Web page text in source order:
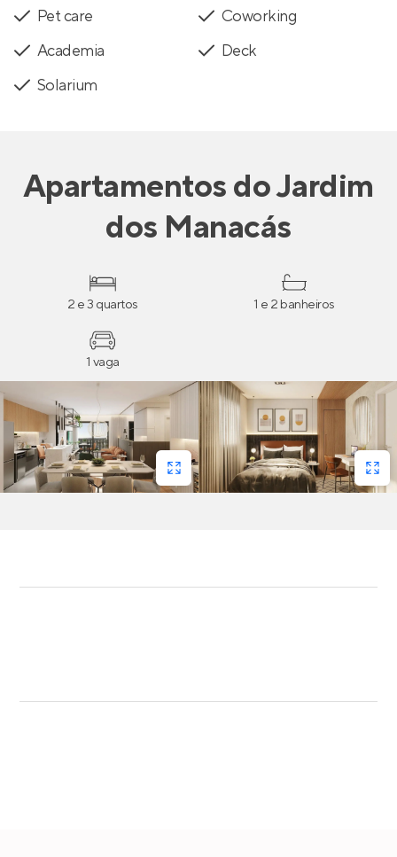
Pet care
Coworking
Academia
Deck
Solarium
ApartamentosdoJardim
dos Manacás
2 e 3 quartos 1 e 2 banheiros
1 vaga